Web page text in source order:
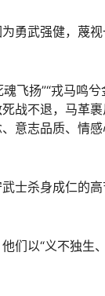
勇武强健，蔑
飞扬”“戎马鸣
战不退，马革
意志品质、情
杀身成仁的
以“义不独生